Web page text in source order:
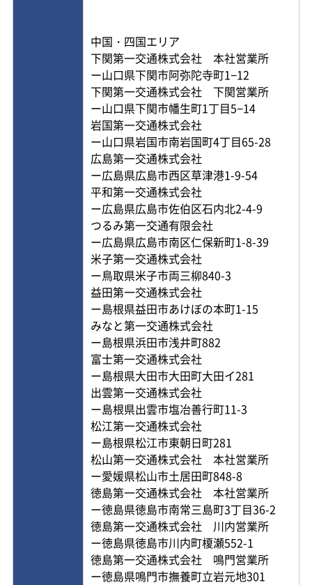
中国・四国エリア
下関第一交通株式会社 本社営業所
ー山口県下関市阿弥陀寺町1−12
下関第一交通株式会社 下関営業所
ー山口県下関市幡生町1丁目5−14
岩国第一交通株式会社
ー山口県岩国市南岩国町4丁目65-28
広島第一交通株式会社
ー広島県広島市西区草津港1-9-54
平和第一交通株式会社
ー広島県広島市佐伯区石内北2-4-9
つるみ第一交通有限会社
ー広島県広島市南区仁保新町1-8-39
米子第一交通株式会社
ー鳥取県米子市両三柳840-3
益田第一交通株式会社
ー島根県益田市あけぼの本町1-15
みなと第一交通株式会社
ー島根県浜田市浅井町882
富士第一交通株式会社
ー島根県大田市大田町大田イ281
出雲第一交通株式会社
ー島根県出雲市塩冶善行町11-3
松江第一交通株式会社
ー島根県松江市東朝日町281
松山第一交通株式会社 本社営業所
ー愛媛県松山市土居田町848-8
徳島第一交通株式会社 本社営業所
ー徳島県徳島市南常三島町3丁目36-2
徳島第一交通株式会社 川内営業所
ー徳島県徳島市川内町榎瀬552-1
徳島第一交通株式会社 鳴門営業所
ー徳島県鳴門市撫養町立岩元地301